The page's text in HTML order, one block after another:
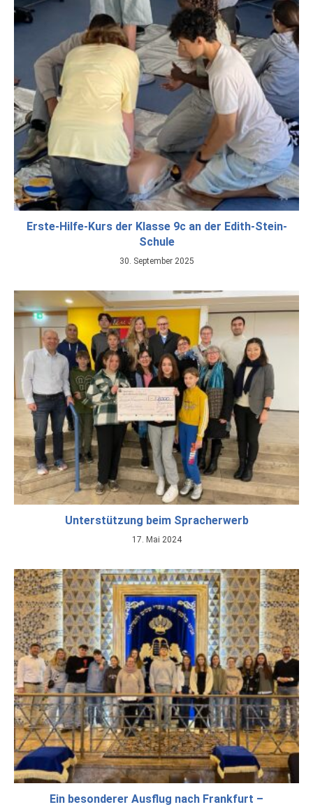
Erste-Hilfe-Kurs der Klasse 9c an der Edith-Stein-
Schule
30. September 2025
Unterstützung beim Spracherwerb
17. Mai 2024
Ein besonderer Ausflug nach Frankfurt –